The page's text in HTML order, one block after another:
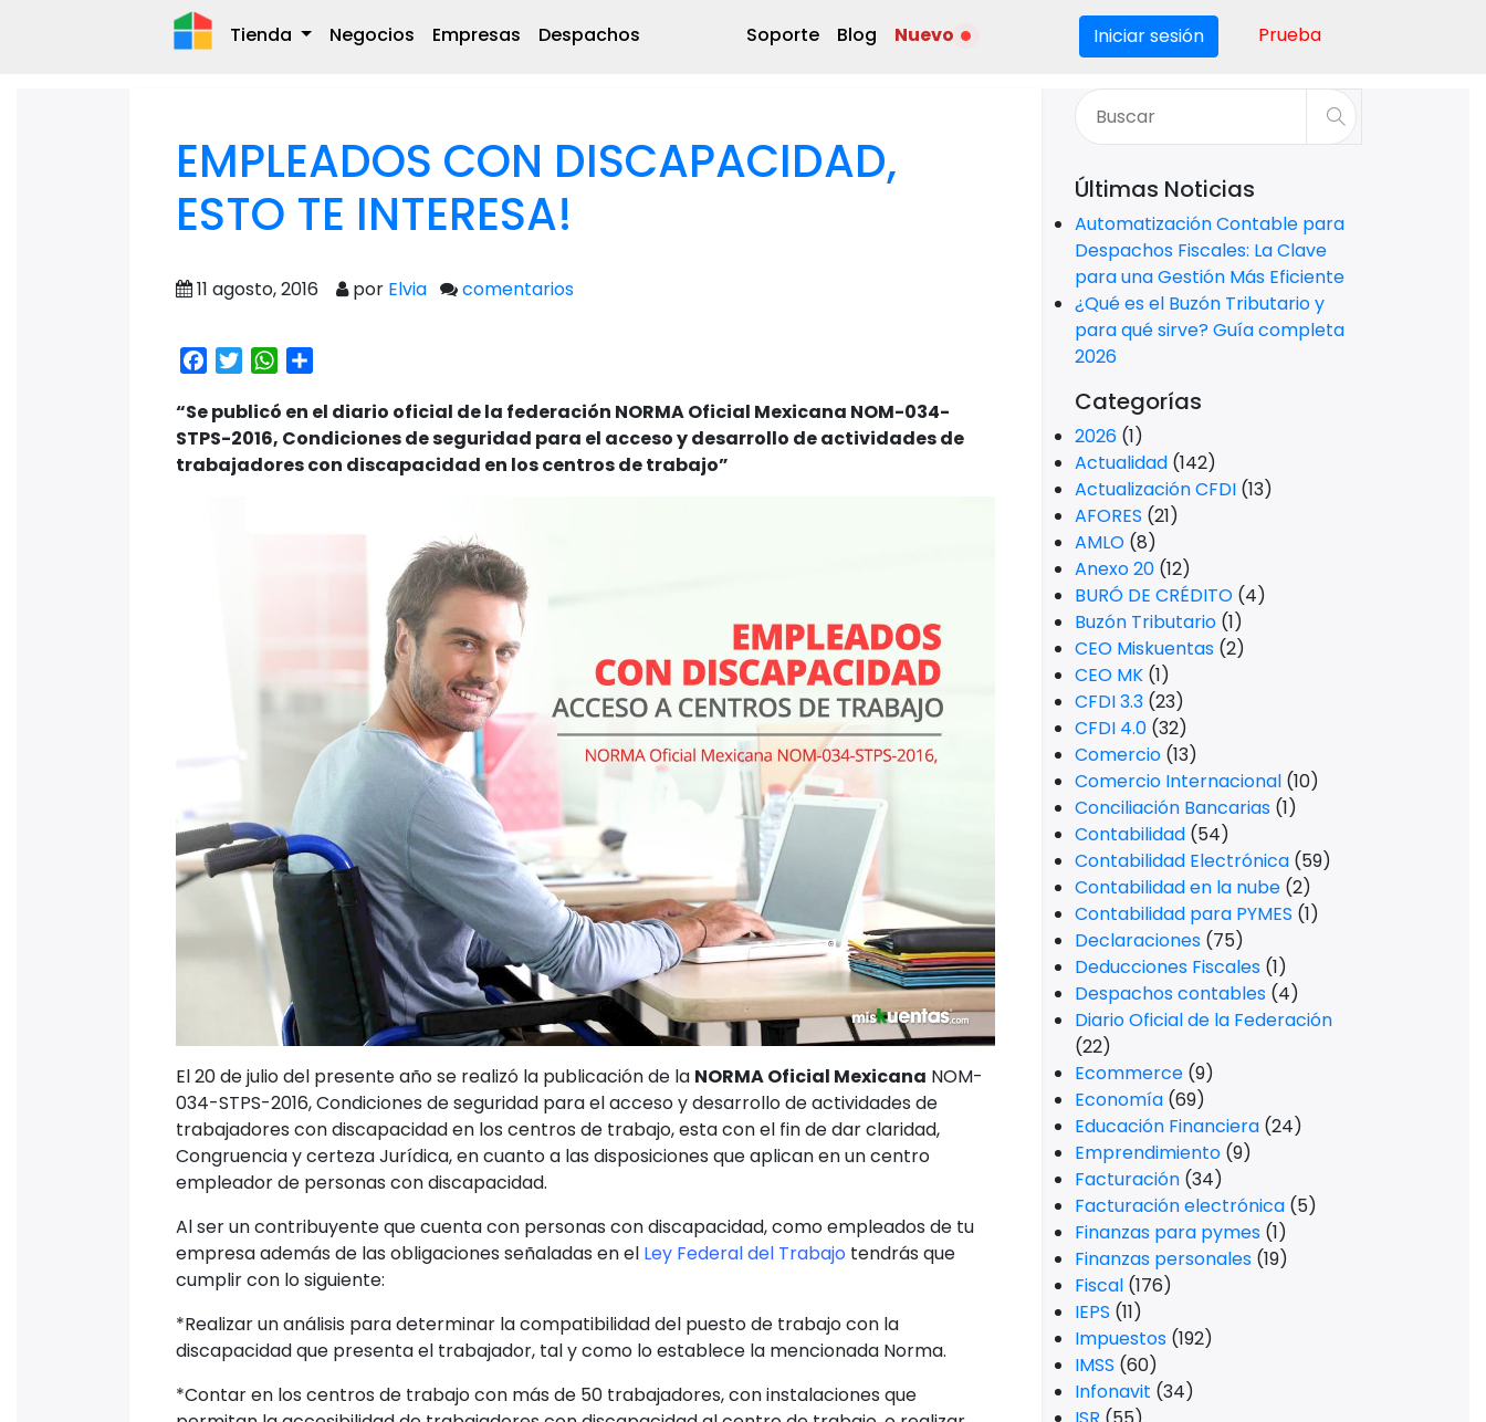
Tienda Negocios Empresas Despachos Soporte Blog Nuevo Iniciar sesión Prueba
EMPLEADOS CON DISCAPACIDAD,
ESTO TE INTERESA!
11 agosto, 2016 por Elvia comentarios
Facebook
TwitterWhatsApp
“Se publicó en el diario oficial de la federación NORMA Oficial Mexicana NOM-034-
STPS-2016, Condiciones de seguridad para el acceso y desarrollo de actividades de
trabajadores con discapacidad en los centros de trabajo”
El 20 de julio del presente año se realizó la publicación de la NORMA Oficial Mexicana NOM-
034-STPS-2016, Condiciones de seguridad para el acceso y desarrollo de actividades de
trabajadores con discapacidad en los centros de trabajo, esta con el fin de dar claridad,
Congruencia y certeza Jurídica, en cuanto a las disposiciones que aplican en un centro
empleador de personas con discapacidad.
Al ser un contribuyente que cuenta con personas con discapacidad, como empleados de tu
empresa además de las obligaciones señaladas en el Ley Federal del Trabajo tendrás que
cumplir con lo siguiente:
*Realizar un análisis para determinar la compatibilidad del puesto de trabajo con la
discapacidad que presenta el trabajador, tal y como lo establece la mencionada Norma.
*Contar en los centros de trabajo con más de 50 trabajadores, con instalaciones que
Últimas Noticias
Automatización Contable para
Despachos Fiscales: La Clave
para una Gestión Más Eficiente
¿Qué es el Buzón Tributario y
para qué sirve? Guía completa
2026
Categorías
2026 (1)
Actualidad (142)
Actualización CFDI (13)
AFORES (21)
AMLO (8)
Anexo 20 (12)
BURÓ DE CRÉDITO (4)
Buzón Tributario (1)
CEO Miskuentas (2)
CEO MK (1)
CFDI 3.3 (23)
CFDI 4.0 (32)
Comercio (13)
Comercio Internacional (10)
Conciliación Bancarias (1)
Contabilidad (54)
Contabilidad Electrónica (59)
Contabilidad en la nube (2)
Contabilidad para PYMES (1)
Declaraciones (75)
Deducciones Fiscales (1)
Despachos contables (4)
Diario Oficial de la Federación
(22)
Ecommerce (9)
Economía (69)
Educación Financiera (24)
Emprendimiento (9)
Facturación (34)
Facturación electrónica (5)
Finanzas para pymes (1)
Finanzas personales (19)
Fiscal (176)
IEPS (11)
Impuestos (192)
IMSS (60)
Infonavit (34)